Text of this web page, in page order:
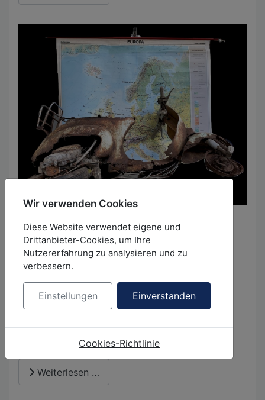
09.08. - 17.08.2026
Sommerausstellung
der GBK-Straubing
Malerei-Grafik-Fotografie-Skulptur-Objekt
im Rittersaal des Herzogsschlosses
Schloßplatz 2b, 94315 Straubing
Weiterlesen …
Wir verwenden Cookies
Diese Website verwendet eigene und
Drittanbieter-Cookies, um Ihre
Nutzererfahrung zu analysieren und zu
verbessern.
Einstellungen Einverstanden
Cookies-Richtlinie